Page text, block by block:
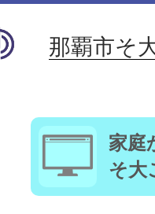
那覇市そ
家庭
そ大